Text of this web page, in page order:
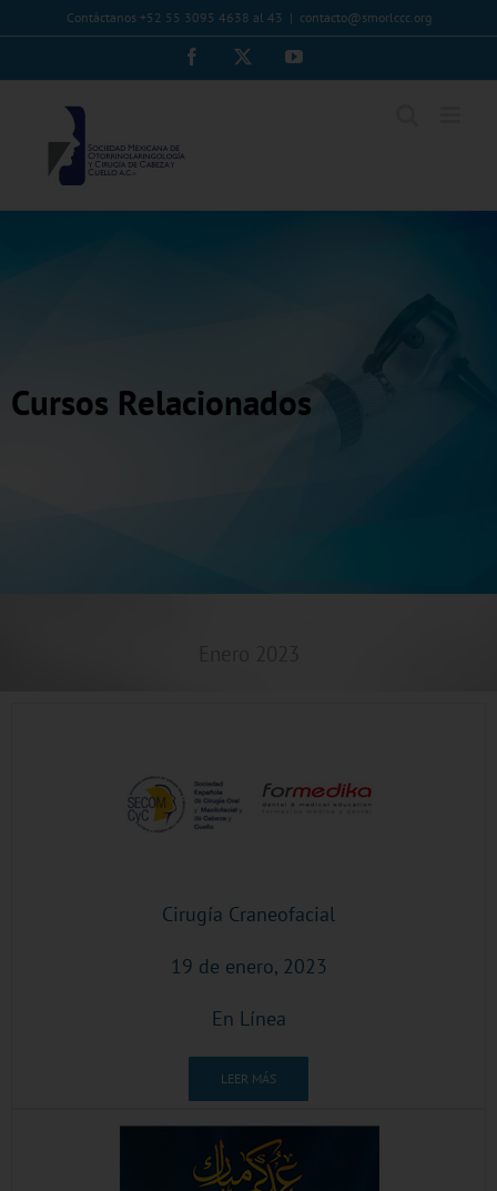
al
contenido
Contáctanos +52 55 3095 4638 al 43 | contacto@smorlccc.org
Facebook YouTube
Cursos Relacionados
Cirugía Craneofacial
19 de enero, 2023
En Línea
LEER MÁS